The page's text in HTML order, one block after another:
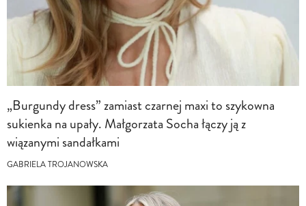
„Burgundy dress” zamiast czarnej maxi to szykowna
sukienka na upały. Małgorzata Socha łączy ją z
wiązanymi sandałkami
GABRIELA TROJANOWSKA